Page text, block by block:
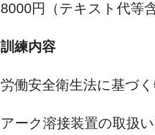
8000円（テキスト代等含
訓練内容
労働安全衛生法に基づ
アーク溶接装置の取扱